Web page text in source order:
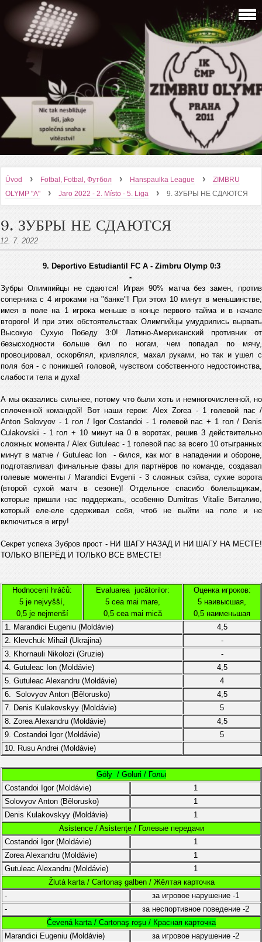
Úvod › Fotbal, Fotbal, Футбол › Hanspaulka League ›
ZIMBRU
OLYMP "A"
› Jaro 2022 - 2. Místo - 5. Liga › 9. ЗУБРЫ НЕ СДАЮТСЯ
9. ЗУБРЫ НЕ СДАЮТСЯ
12. 7. 2022
9. Deportivo Estudiantil FC A - Zimbru Olymp 0:3
-
Зубры Олимпийцы не сдаются! Играя 90% матча без замен, против
соперника с 4 игроками на "банке"! При этом 10 минут в меньшинстве,
имея в поле на 1 игрока меньше в конце первого тайма и в начале
второго! И при этих обстоятельствах Олимпийцы умудрились вырвать
Высокую Сухую Победу 3:0! Латино-Американский противник от
безысходности больше бил по ногам, чем попадал по мячу,
провоцировал, оскорблял, кривлялся, махал руками, но так и ушел с
поля боя - с поникшей головой, чувством собственного недостоинства,
слабости тела и духа!
А мы оказались сильнее, потому что были хоть и немногочисленной, но
сплоченной командой! Вот наши герои: Alex Zorea - 1 голевой пас /
Anton Solovyov - 1 гол / Igor Costandoi - 1 голевой пас + 1 гол / Denis
Culakovskii - 1 гол + 10 минут на 0 в воротах, решив 3 действительно
сложных момента / Alex Gutuleac - 1 голевой пас за всего 10 отыгранных
минут в матче / Gutuleac Ion - бился, как мог в нападении и обороне,
подготавливал финальные фазы для партнёров по команде, создавал
голевые моменты / Marandici Evgenii - 3 сложных сэйва, сухие ворота
(второй сухой матч в сезоне)! Отдельное спасибо болельщикам,
которые пришли нас поддержать, особенно Dumitras Vitalie Виталию,
который еле-еле сдерживал себя, чтоб не выйти на поле и не
включиться в игру!
Секрет успеха Зубров прост - НИ ШАГУ НАЗАД И НИ ШАГУ НА МЕСТЕ!
ТОЛЬКО ВПЕРЁД И ТОЛЬКО ВСЕ ВМЕСТЕ!
Hodnocení hráčů:
5 je nejvyšší,
0,5 je nejmenší
Evaluarea jucătorilor:
5 cea mai mare,
0,5 cea mai mică
Оценка игроков:
5 наивысшая,
0,5 наименьшая
1. Marandici Eugeniu (Moldávie)
4,5
2. Klevchuk Mihail (Ukrajina)
-
3. Khornauli Nikolozi (Gruzie)
-
4. Gutuleac Ion (Moldávie)
4,5
5. Gutuleac Alexandru (Moldávie)
4
6. Solovyov Anton (Bělorusko)
4,5
7. Denis Kulakovskyy (Moldávie)
5
8. Zorea Alexandru (Moldávie)
4,5
9. Costandoi Igor (Moldávie)
5
10. Rusu Andrei (Moldávie)
Góly / Goluri / Голы
Costandoi Igor (Moldávie)
1
Solovyov Anton (Bělorusko)
1
Denis Kulakovskyy (Moldávie)
1
Asistence / Asistenţe / Голевые передачи
Costandoi Igor (Moldávie)
1
Zorea Alexandru (Moldávie)
1
Gutuleac Alexandru (Moldávie)
1
Žlutá karta / Cartonaş galben / Жёлтая карточка
-
за игровое нарушение -1
-
за неспортивное поведение -2
Čevená karta / Cartonaş roşu / Красная карточка
Marandici Eugeniu (Moldávie) за игровое нарушение -2